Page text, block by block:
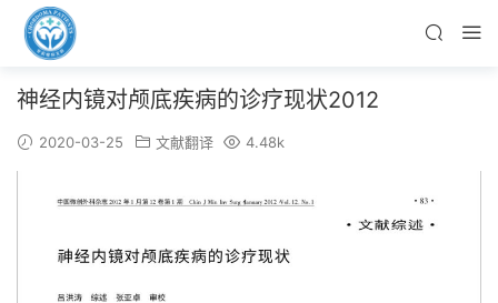
神经内镜对颅底疾病的诊疗现状2012
2020-03-25 文献翻译 4.48k